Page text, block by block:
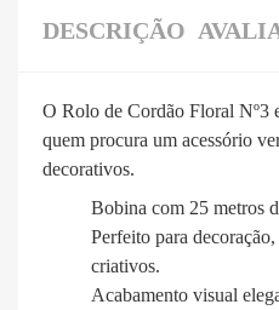
DESCRIÇÃO
O Rolo de Cordão Floral Nº3
quem procura um acessório
decorativos.
Bobina com 25 metros
Perfeito para
criativos.
Acabamento visual